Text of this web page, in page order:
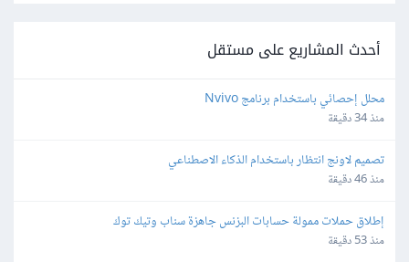
أحدث المشاريع على مستقل
محلل إحصائي باستخدام برنامج Nvivo
منذ 34 دقيقة
تصميم لاونج انتظار باستخدام الذكاء الاصطناعي
منذ 46 دقيقة
إطلاق حملات ممولة حسابات البزنس جاهزة سناب وتيك توك
منذ 53 دقيقة